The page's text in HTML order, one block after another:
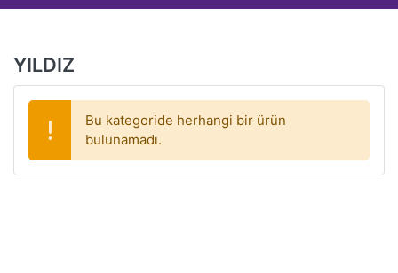
YILDIZ
Bu kategoride herhangi bir ürün
bulunamadı.